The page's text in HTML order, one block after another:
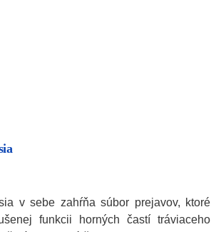
v sebe zahŕňa súbor prejavov, ktoré
funkcii horných častí tráviaceho